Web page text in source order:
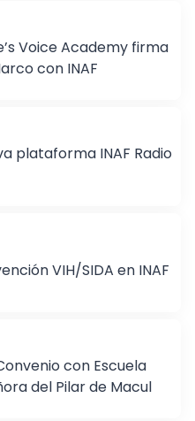
Voice Academy firma
plataforma INAF Radio
VIH/SIDA en INAF
con Escuela